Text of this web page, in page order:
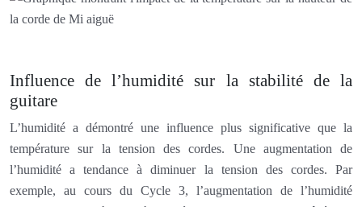
Influence de l’humidité sur la stabilité de la
guitare
L’humidité a démontré une influence plus significative que la
température sur la tension des cordes. Une augmentation de
l’humidité a tendance à diminuer la tension des cordes. Par
exemple, au cours du Cycle 3, l’augmentation de l’humidité